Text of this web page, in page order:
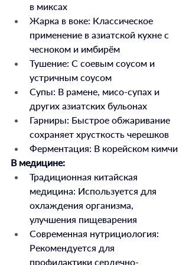
в миксах
Жарка в воке: Классическое
применение в азиатской кухне с
чесноком и имбирём
Тушение: С соевым соусом и
устричным соусом
Супы: В рамене, мисо-супах и
других азиатских бульонах
Гарниры: Быстрое обжаривание
сохраняет хрусткость черешков
Ферментация: В корейском кимчи
В медицине:
Традиционная китайская
медицина: Используется для
охлаждения организма,
улучшения пищеварения
Современная нутрициология:
Рекомендуется для
профилактики сердечно-